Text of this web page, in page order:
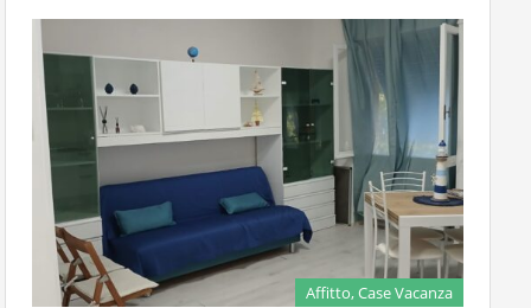
Affitto, Case Vacanza